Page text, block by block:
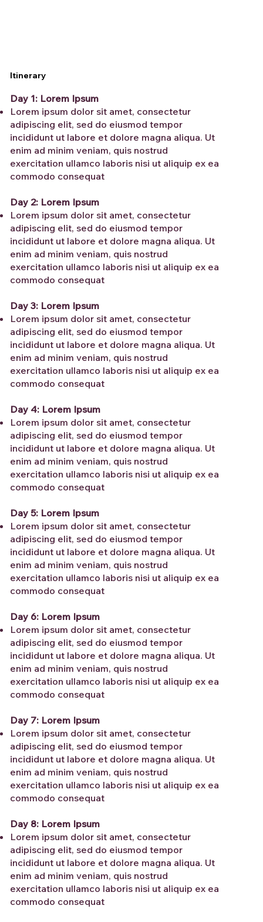
Itinerary
Day 1: Lorem Ipsum
Lorem ipsum dolor sit amet, consectetur
adipiscing elit, sed do eiusmod tempor
incididunt ut labore et dolore magna aliqua. Ut
enim ad minim veniam, quis nostrud
exercitation ullamco laboris nisi ut aliquip ex ea
commodo consequat
Day 2: Lorem Ipsum
Lorem ipsum dolor sit amet, consectetur
adipiscing elit, sed do eiusmod tempor
incididunt ut labore et dolore magna aliqua. Ut
enim ad minim veniam, quis nostrud
exercitation ullamco laboris nisi ut aliquip ex ea
commodo consequat
Day 3: Lorem Ipsum
Lorem ipsum dolor sit amet, consectetur
adipiscing elit, sed do eiusmod tempor
incididunt ut labore et dolore magna aliqua. Ut
enim ad minim veniam, quis nostrud
exercitation ullamco laboris nisi ut aliquip ex ea
commodo consequat
Day 4: Lorem Ipsum
Lorem ipsum dolor sit amet, consectetur
adipiscing elit, sed do eiusmod tempor
incididunt ut labore et dolore magna aliqua. Ut
enim ad minim veniam, quis nostrud
exercitation ullamco laboris nisi ut aliquip ex ea
commodo consequat
Day 5: Lorem Ipsum
Lorem ipsum dolor sit amet, consectetur
adipiscing elit, sed do eiusmod tempor
incididunt ut labore et dolore magna aliqua. Ut
enim ad minim veniam, quis nostrud
exercitation ullamco laboris nisi ut aliquip ex ea
commodo consequat
Day 6: Lorem Ipsum
Lorem ipsum dolor sit amet, consectetur
adipiscing elit, sed do eiusmod tempor
incididunt ut labore et dolore magna aliqua. Ut
enim ad minim veniam, quis nostrud
exercitation ullamco laboris nisi ut aliquip ex ea
commodo consequat
Day 7: Lorem Ipsum
Lorem ipsum dolor sit amet, consectetur
adipiscing elit, sed do eiusmod tempor
incididunt ut labore et dolore magna aliqua. Ut
enim ad minim veniam, quis nostrud
exercitation ullamco laboris nisi ut aliquip ex ea
commodo consequat
Day 8: Lorem Ipsum
Lorem ipsum dolor sit amet, consectetur
adipiscing elit, sed do eiusmod tempor
incididunt ut labore et dolore magna aliqua. Ut
enim ad minim veniam, quis nostrud
exercitation ullamco laboris nisi ut aliquip ex ea
commodo consequat